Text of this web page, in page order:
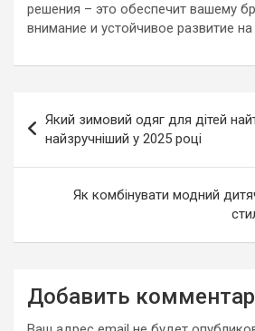
решения – это обеспечит вашему
внимание и устойчивое развитие
по
записям
Який зимовий одяг для дітей
найзручніший у 2025 році
Як комбінувати модний
Добавить